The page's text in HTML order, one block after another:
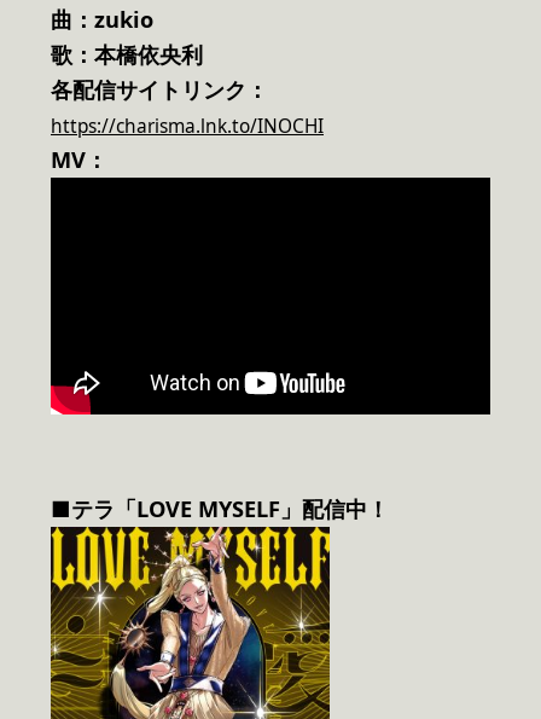
曲：zukio
歌：本橋依央利
各配信サイトリンク：
https://charisma.lnk.to/INOCHI
MV：
■テラ「LOVE MYSELF」配信中！